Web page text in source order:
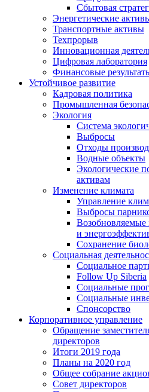
Сбытовая
Энергетические
Транспортные активы
Техпрорыв
Инновационная
Цифровая лаборатория
Финансовые
Устойчивое развитие
Кадровая политика
Промышленная
Экология
Система
Выбросы
Отходы
Водные объекты
Экологические
активам
Изменение климата
Управление
Выбросы
Возобновляемые
и
Сохранение
Социальная
Социальное
Follow Up Siberia
Социальные
Социальные
Спонсорство
Корпоративное управление
Обращение
директоров
Итоги 2019 года
Планы на 2020 год
Общее собрание
Совет директоров